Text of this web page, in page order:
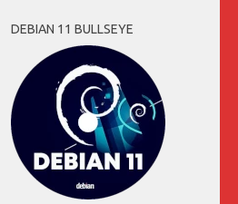
DEBIAN 11 BULLSEYE